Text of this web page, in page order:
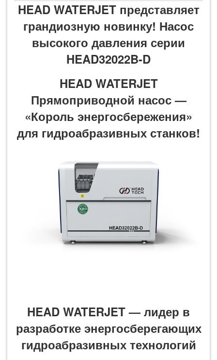
HEAD WATERJET представляет
грандиозную новинку! Насос
высокого давления серии
HEAD32022B-D
HEAD WATERJET
Прямоприводной насос —
«Король энергосбережения»
для гидроабразивных станков!
HEAD WATERJET — лидер в
разработке энергосберегающих
гидроабразивных технологий